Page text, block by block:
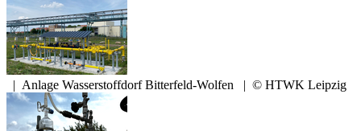
| Anlage Wasserstoffdorf Bitterfeld-Wolfen | © HTWK Leipzig